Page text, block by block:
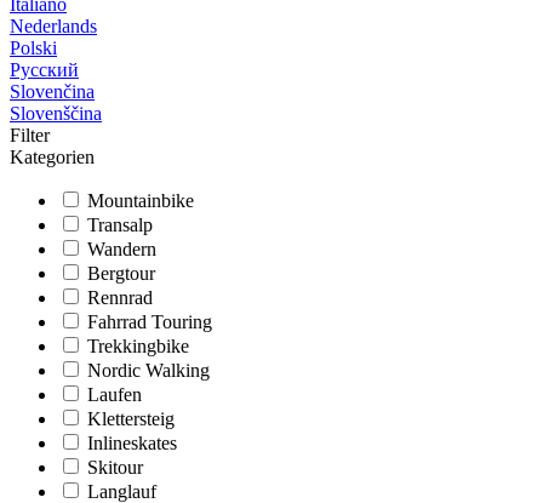
Nederlands
Polski
Русский
Slovenčina
Slovenščina
Filter
Kategorien
Mountainbike
Transalp
Wandern
Bergtour
Rennrad
Fahrrad Touring
Trekkingbike
Nordic Walking
Laufen
Klettersteig
Inlineskates
Skitour
Langlauf